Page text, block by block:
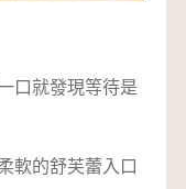
口就發現等待是
軟的舒芙蕾入口